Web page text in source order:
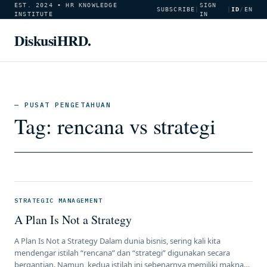
EST. 2024 • HR KNOWLEDGE
INSTITUTE
SUBSCRIBE
SIGN
IN
ID/ EN
DiskusiHRD.
— PUSAT PENGETAHUAN
Tag: rencana vs strategi
STRATEGIC MANAGEMENT
A Plan Is Not a Strategy
A Plan Is Not a Strategy Dalam dunia bisnis, sering kali kita
mendengar istilah “rencana” dan “strategi” digunakan secara
bergantian. Namun, kedua istilah ini sebenarnya memiliki makna